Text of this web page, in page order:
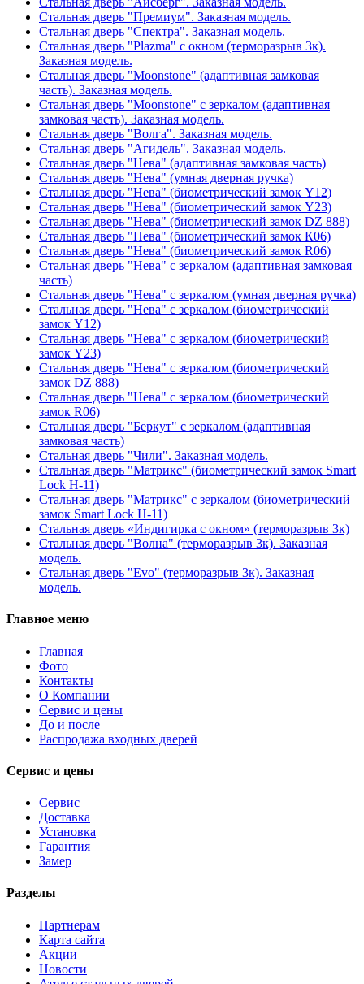
Стальная дверь "Премиум". Заказная модель.
Стальная дверь "Спектра". Заказная модель.
Стальная дверь "Plazma" с окном (терморазрыв 3к).
Заказная модель.
Стальная дверь "Moonstone" (адаптивная замковая
часть). Заказная модель.
Стальная дверь "Moonstone" с зеркалом (адаптивная
замковая часть). Заказная модель.
Стальная дверь "Волга". Заказная модель.
Стальная дверь "Агидель". Заказная модель.
Стальная дверь "Нева" (адаптивная замковая часть)
Стальная дверь "Нева" (умная дверная ручка)
Стальная дверь "Нева" (биометрический замок Y12)
Стальная дверь "Нева" (биометрический замок Y23)
Стальная дверь "Нева" (биометрический замок DZ 888)
Стальная дверь "Нева" (биометрический замок К06)
Стальная дверь "Нева" (биометрический замок R06)
Стальная дверь "Нева" с зеркалом (адаптивная замковая
часть)
Стальная дверь "Нева" с зеркалом (умная дверная ручка)
Стальная дверь "Нева" с зеркалом (биометрический
замок Y12)
Стальная дверь "Нева" с зеркалом (биометрический
замок Y23)
Стальная дверь "Нева" с зеркалом (биометрический
замок DZ 888)
Стальная дверь "Нева" с зеркалом (биометрический
замок R06)
Стальная дверь "Беркут" с зеркалом (адаптивная
замковая часть)
Стальная дверь "Чили". Заказная модель.
Стальная дверь "Матрикс" (биометрический замок Smart
Lock H-11)
Стальная дверь "Матрикс" с зеркалом (биометрический
замок Smart Lock H-11)
Стальная дверь «Индигирка с окном» (терморазрыв 3к)
Стальная дверь "Волна" (терморазрыв 3к). Заказная
модель.
Стальная дверь "Evo" (терморазрыв 3к). Заказная
модель.
Главное меню
Главная
Фото
Контакты
О Компании
Сервис и цены
До и после
Распродажа входных дверей
Сервис и цены
Сервис
Доставка
Установка
Гарантия
Замер
Разделы
Партнерам
Карта сайта
Акции
Новости